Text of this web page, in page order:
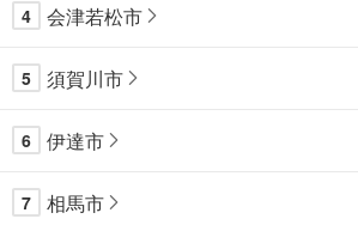
4 会津若松市
5 須賀川市
6 伊達市
7 相馬市